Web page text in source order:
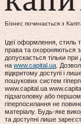
Бізнес починається з
Ідеї оформлення, стиль
права та охороняються
допускається тільки при
на www.capital.ua.
відкритому доступі і
пошукових систем
www.capital.ua
підзаголовку або
гіперпосилання не
матеріалу. Будь-яке
та доступні лише